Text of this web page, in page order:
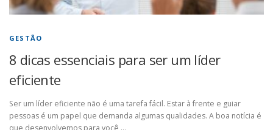
GESTÃO
8 dicas essenciais para ser um líder
eficiente
Ser um líder eficiente não é uma tarefa fácil. Estar à frente e guiar
pessoas é um papel que demanda algumas qualidades. A boa notícia é
que desenvolvemos para você …